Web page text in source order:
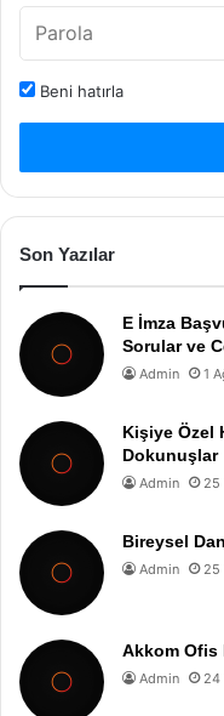
Beni hatırla
Son Yazılar
E İmza
Sorular ve
Admin 1
Kişiye Özel
Dokunuşlar
Admin 25
Bireysel
Admin 25
Akkom Ofis
Admin 24